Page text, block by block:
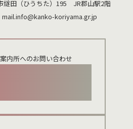
燧田（ひうちた）195 JR郡山駅2階
info@kanko-koriyama.gr.jp
内所へのお問い合わせ